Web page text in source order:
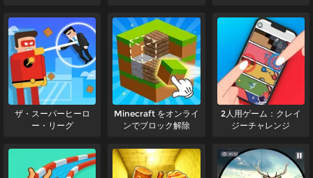
ザ・スーパーヒーロ
ー・リーグ
Minecraft をオンライ
ンでブロック解除
2人用ゲーム：クレイ
ジーチャレンジ